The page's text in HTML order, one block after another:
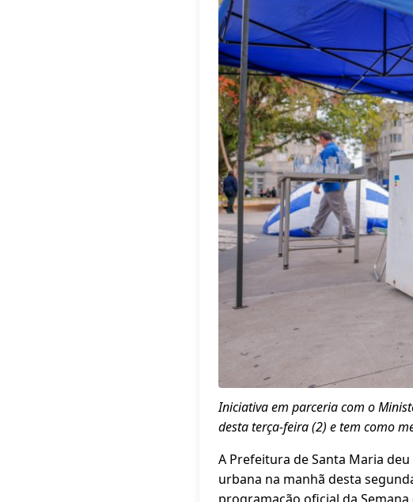
Iniciativa em parceria com o
desta terça-feira (2) e tem como
A Prefeitura de Santa Maria
urbana na manhã desta